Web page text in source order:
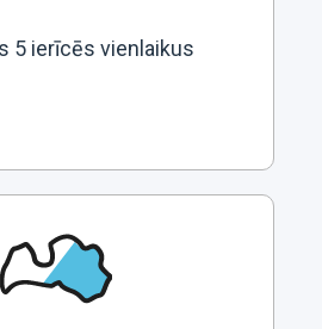
5 ierīcēs vienlaikus